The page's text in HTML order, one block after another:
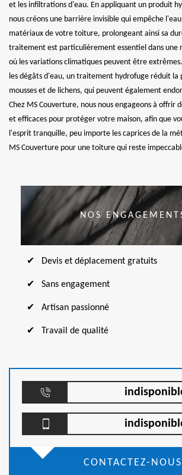
et les infiltrations d'eau. En appliquant un produit
nous créons une barrière invisible qui empêche
matériaux de votre toiture, prolongeant ainsi sa
traitement est particulièrement essentiel dans une
où les variations climatiques peuvent être
les dégâts d'eau, un traitement hydrofuge réduit la
mousses et de lichens, qui peuvent également
Chez MS Couverture, nous nous engageons à offrir
et efficaces pour protéger votre maison, afin que
l'esprit tranquille, peu importe les caprices de la
MS Couverture pour une toiture qui reste
NOS
Devis et déplacement gratuits
Sans engagement
Artisan passionné
Travail de qualité
CONTACTEZ-NOUS